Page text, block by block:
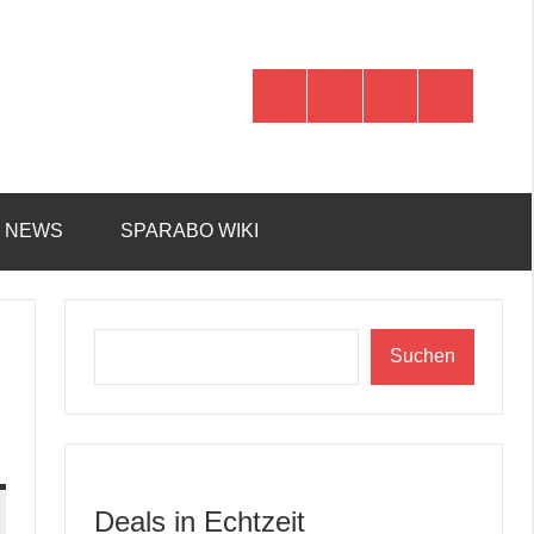
NEWS SPARABO WIKI
Suchen
Deals in Echtzeit